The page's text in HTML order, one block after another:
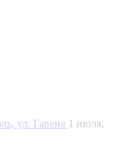
ул. Гавена 1 июля,